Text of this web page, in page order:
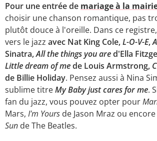
Pour une entrée de mariage à la
choisir une chanson romantique, pas
plutôt douce à l'oreille. Dans ce
vers le jazz avec Nat King Cole,L-O-V-E,
Sinatra,All the things you ared'Ella
Little dream of mede Louis Armstrong,
de Billie Holiday. Pensez aussi à Nina
sublime titreMy Baby just cares for me.
fan du jazz, vous pouvez opter pour
Mars, I'm Yours de Jason Mraz ou encore
Sun de The Beatles.